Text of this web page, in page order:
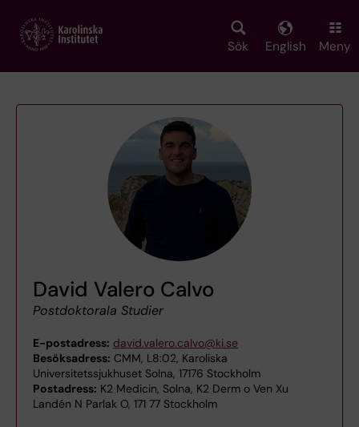
main
Sök English Meny
David Valero Calvo
Postdoktorala Studier
E-postadress: david.valero.calvo@ki.se
Besöksadress: CMM, L8:02, Karoliska
Universitetssjukhuset Solna, 17176 Stockholm
Postadress: K2 Medicin, Solna, K2 Derm o Ven Xu
Landén N Parlak O, 171 77 Stockholm